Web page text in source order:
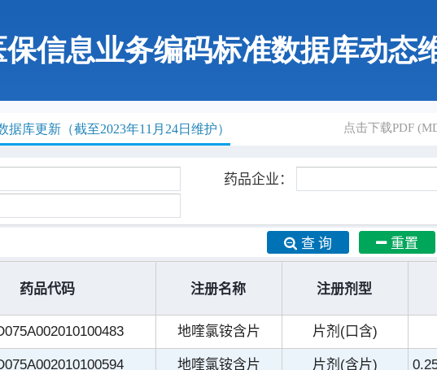
保信息业务编码标准数据库动态
据库更新（截至2023年11月24日维护） 点击下载PDF